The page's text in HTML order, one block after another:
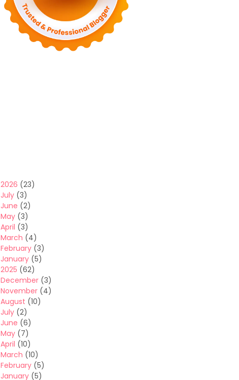
2026 (23)
July (3)
June (2)
May (3)
April (3)
March (4)
February (3)
January (5)
2025 (62)
December (3)
November (4)
August (10)
July (2)
June (6)
May (7)
April (10)
March (10)
February (5)
January (5)